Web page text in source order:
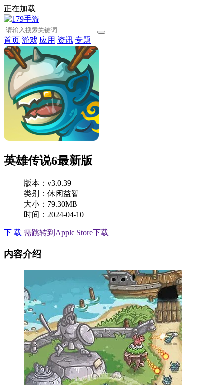
正在加载
首页 游戏 应用 资讯 专题
英雄传说6最新版
版本：v3.0.39
类别：休闲益智
大小：79.30MB
时间：2024-04-10
下 载 需跳转到Apple Store下载
内容介绍